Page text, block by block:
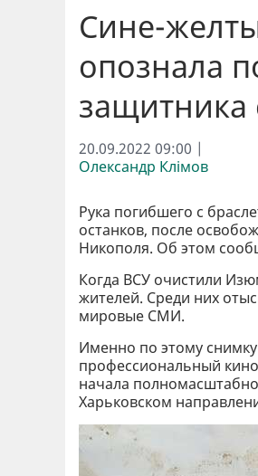
Сине-
опознала
20.09.2022 09:00 |
Олександр Клімов
Рука погибшего с
останков, после
Никополя. Об этом
Когда ВСУ очистили
жителей. Среди них
мировые СМИ.
Именно по этому
профессиональный
начала
Харьковском